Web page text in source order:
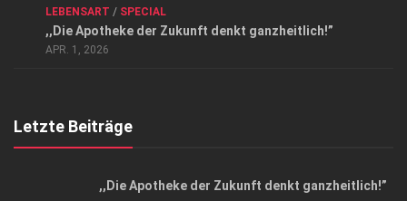
Datenschutzerklärung
Top Magazin Dresden / Ostsachsen
LEBENSART / SPECIAL
,,Die Apotheke der Zukunft denkt ganzheitlich!”
APR. 1, 2026
Letzte Beiträge
,,Die Apotheke der Zukunft denkt ganzheitlich!”